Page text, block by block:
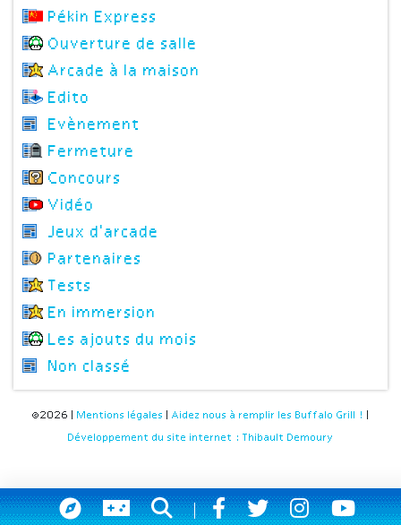
Pékin Express
Ouverture de salle
Arcade à la maison
Edito
Evènement
Fermeture
Concours
Vidéo
Jeux d'arcade
Partenaires
Tests
En immersion
Les ajouts du mois
Non classé
©2026 | Mentions légales Aidez nous à remplir les Buffalo Grill !
Développement du site internet : Thibault Demoury